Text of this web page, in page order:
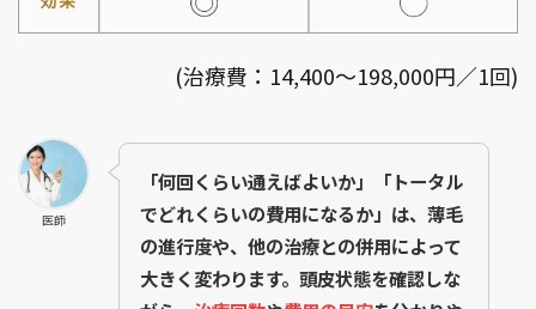
(治療費：14,400〜198,000円／1回)
医師
「何回くらい通えばよいか」「トータル
でどれくらいの費用になるか」は、薄毛
の進行度や、他の治療との併用によって
大きく変わります。頭皮状態を確認しな